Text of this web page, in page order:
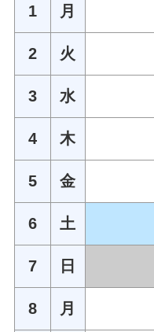
1 月
2 火
3 水
4 木
5 金
6 土
7 日
8 月